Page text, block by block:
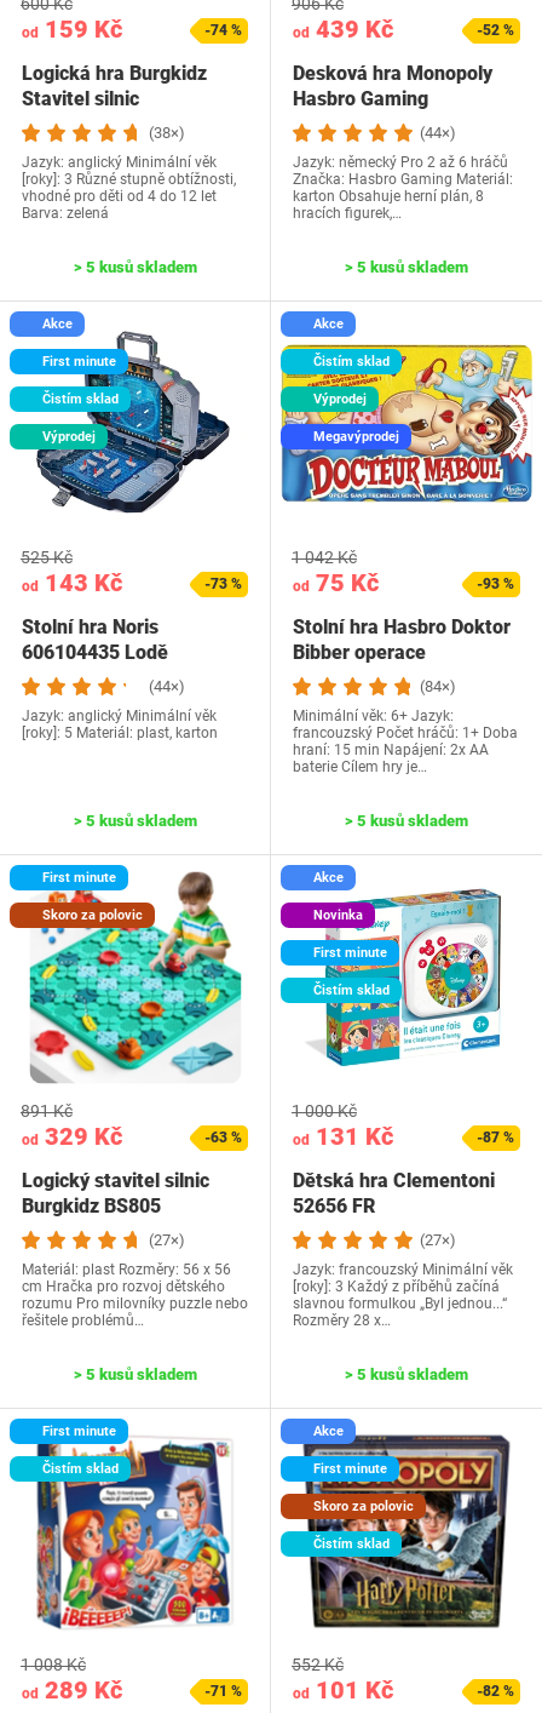
od 159 Kč
600 Kč
-74 %
Logická hra Burgkidz
Stavitel silnic
(38×)
Jazyk: anglický Minimální věk
[roky]: 3 Různé stupně obtížnosti,
vhodné pro děti od 4 do 12 let
Barva: zelená
> 5 kusů skladem
od 439 Kč
906 Kč
-52 %
Desková hra Monopoly
Hasbro Gaming
(44×)
Jazyk: německý Pro 2 až 6 hráčů
Značka: Hasbro Gaming Materiál:
karton Obsahuje herní plán, 8
hracích figurek,…
> 5 kusů skladem
Akce
First minute
Čistím sklad
Výprodej
od 143 Kč
525 Kč
-73 %
Stolní hra Noris
606104435 Lodě
(44×)
Jazyk: anglický Minimální věk
[roky]: 5 Materiál: plast, karton
> 5 kusů skladem
Akce
Čistím sklad
Výprodej
Megavýprodej
od 75 Kč
1 042 Kč
-93 %
Stolní hra Hasbro Doktor
Bibber operace
(84×)
Minimální věk: 6+ Jazyk:
francouzský Počet hráčů: 1+ Doba
hraní: 15 min Napájení: 2x AA
baterie Cílem hry je…
> 5 kusů skladem
First minute
Skoro za polovic
od 329 Kč
891 Kč
-63 %
Logický stavitel silnic
Burgkidz BS805
(27×)
Materiál: plast Rozměry: 56 x 56
cm Hračka pro rozvoj dětského
rozumu Pro milovníky puzzle nebo
řešitele problémů…
> 5 kusů skladem
Akce
Novinka
First minute
Čistím sklad
od 131 Kč
1 000 Kč
-87 %
Dětská hra Clementoni
52656 FR
(27×)
Jazyk: francouzský Minimální věk
[roky]: 3 Každý z příběhů začíná
slavnou formulkou „Byl jednou...“
Rozměry 28 x…
> 5 kusů skladem
First minute
Čistím sklad
od 289 Kč
1 008 Kč
-71 %
Akce
First minute
Skoro za polovic
Čistím sklad
od 101 Kč
552 Kč
-82 %